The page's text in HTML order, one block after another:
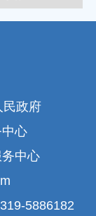
民政府
心
中心
5886182